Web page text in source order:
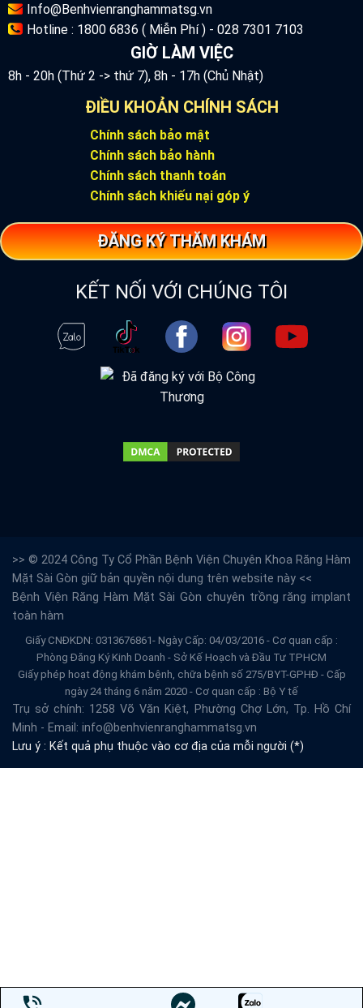
Info@Benhvienranghammatsg.vn
Hotline : 1800 6836 ( Miễn Phí ) - 028 7301 7103
GIỜ LÀM VIỆC
8h - 20h (Thứ 2 -> thứ 7), 8h - 17h (Chủ Nhật)
ĐIỀU KHOẢN CHÍNH SÁCH
Chính sách bảo mật
Chính sách bảo hành
Chính sách thanh toán
Chính sách khiếu nại góp ý
ĐĂNG KÝ THĂM KHÁM
KẾT NỐI VỚI CHÚNG TÔI
>> © 2024 Công Ty Cổ Phần Bệnh Viện Chuyên Khoa Răng Hàm
Mặt Sài Gòn giữ bản quyền nội dung trên website này <<
Bệnh Viện Răng Hàm Mặt Sài Gòn chuyên trồng răng implant
toàn hàm
Giấy CNĐKDN: 0313676861- Ngày Cấp: 04/03/2016 - Cơ quan cấp :
Phòng Đăng Ký Kinh Doanh - Sở Kế Hoạch và Đầu Tư TPHCM
Giấy phép hoạt động khám bệnh, chữa bệnh số 275/BYT-GPHĐ - Cấp
ngày 24 tháng 6 năm 2020 - Cơ quan cấp : Bộ Y tế
Trụ sở chính: 1258 Võ Văn Kiệt, Phường Chợ Lớn, Tp. Hồ Chí
Minh - Email: info@benhvienranghammatsg.vn
Lưu ý : Kết quả phụ thuộc vào cơ địa của mỗi người (*)